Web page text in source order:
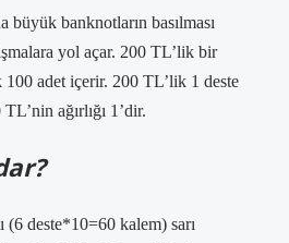
banknotların basılması
yol açar. 200 TL’lik bir
adet içerir. 200 TL’lik 1 deste
ağırlığı 1’dir.
(6 deste*10=60 kalem) sarı